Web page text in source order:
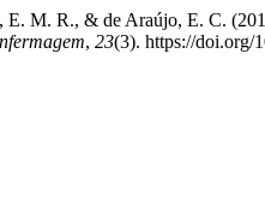
E. M. R., & de Araújo, E.
, 23(3). https://doi.org/